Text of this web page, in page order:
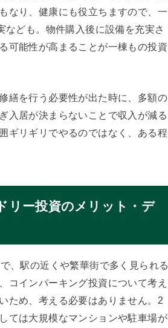
なり、健康にも役立ちますので、一
ども。物件購入後に設備を充実さ
可能性が高まることが一棟もの投資
繕を行う必要性が出た時に、多額の
入居が決まらないことで収入が減る
ギリギリでやるのではなく、ある程
リー投資のメリット・デ
、駅の近くや繁華街で多く見られる
コインパーキング投資について考え
ため、考える必要はありません。2
ては大規模なマンションや駐車場が